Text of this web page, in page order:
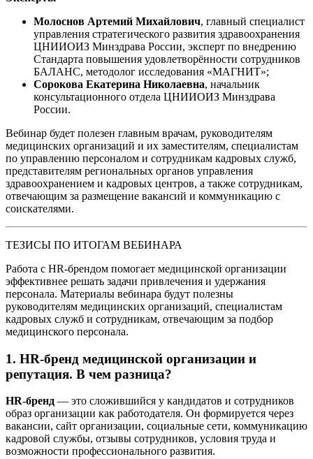
Молоснов Артемий Михайлович, главный специалист
управления стратегического развития здравоохранения
ЦНИИОИЗ Минздрава России, эксперт по внедрению
Стандарта повышения удовлетворённости сотрудников
БАЛАНС, методолог исследования «МАГНИТ»;
Сорокова Екатерина Николаевна, начальник
консультационного отдела ЦНИИОИЗ Минздрава
России.
Вебинар будет полезен главным врачам, руководителям
медицинских организаций и их заместителям, специалистам
по управлению персоналом и сотрудникам кадровых служб,
представителям региональных органов управления
здравоохранением и кадровых центров, а также сотрудникам,
отвечающим за размещение вакансий и коммуникацию с
соискателями.
ТЕЗИСЫ ПО ИТОГАМ ВЕБИНАРА
Работа с HR-брендом помогает медицинской организации
эффективнее решать задачи привлечения и удержания
персонала. Материалы вебинара будут полезны
руководителям медицинских организаций, специалистам
кадровых служб и сотрудникам, отвечающим за подбор
медицинского персонала.
1. HR-бренд медицинской организации и
репутация. В чем разница?
HR-бренд — это сложившийся у кандидатов и сотрудников
образ организации как работодателя. Он формируется через
вакансии, сайт организации, социальные сети, коммуникацию
кадровой службы, отзывы сотрудников, условия труда и
возможности профессионального развития.